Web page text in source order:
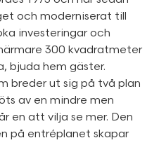
och moderniserat till
investeringar och
300 kvadratmeter
bjuda hem gäster.
breder ut sig på två plan
av en mindre men
en att vilja se mer. Den
på entréplanet skapar